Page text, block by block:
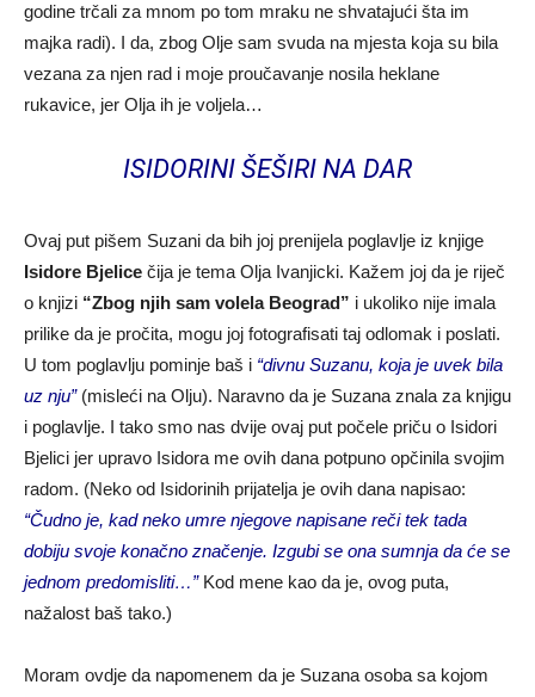
godine trčali za mnom po tom mraku ne shvatajući šta im
majka radi). I da, zbog Olje sam svuda na mjesta koja su bila
vezana za njen rad i moje proučavanje nosila heklane
rukavice, jer Olja ih je voljela…
ISIDORINI ŠEŠIRI NA DAR
Ovaj put pišem Suzani da bih joj prenijela poglavlje iz knjige
Isidore Bjelice čija je tema Olja Ivanjicki. Kažem joj da je riječ
o knjizi “Zbog njih sam volela Beograd” i ukoliko nije imala
prilike da je pročita, mogu joj fotografisati taj odlomak i poslati.
U tom poglavlju pominje baš i “divnu Suzanu, koja je uvek bila
uz nju” (misleći na Olju). Naravno da je Suzana znala za knjigu
i poglavlje. I tako smo nas dvije ovaj put počele priču o Isidori
Bjelici jer upravo Isidora me ovih dana potpuno opčinila svojim
radom. (Neko od Isidorinih prijatelja je ovih dana napisao:
“Čudno je, kad neko umre njegove napisane reči tek tada
dobiju svoje konačno značenje. Izgubi se ona sumnja da će se
jednom predomisliti…” Kod mene kao da je, ovog puta,
nažalost baš tako.)
Moram ovdje da napomenem da je Suzana osoba sa kojom